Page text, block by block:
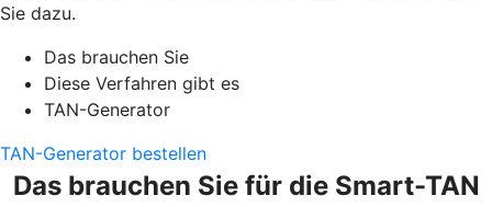
Sie dazu.
Das brauchen Sie
Diese Verfahren gibt es
TAN-Generator
TAN-Generator bestellen
Das brauchen Sie für die Smart-TAN